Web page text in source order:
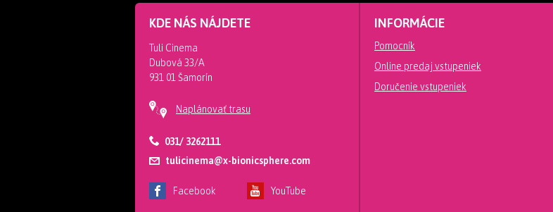
KDE NÁS NÁJDETE
Tuli Cinema
Dubová 33/A
931 01 Šamorín
Naplánovať trasu
031/ 3262111
tulicinema@x-bionicsphere.com
Facebook YouTube
INFORMÁCIE
Pomocník
Online predaj vstupeniek
Doručenie vstupeniek